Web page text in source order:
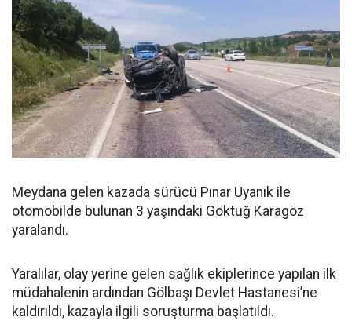
Meydana gelen kazada sürücü Pınar Uyanık ile
otomobilde bulunan 3 yaşındaki Göktuğ Karagöz
yaralandı.
Yaralılar, olay yerine gelen sağlık ekiplerince yapılan ilk
müdahalenin ardından Gölbaşı Devlet Hastanesi’ne
kaldırıldı, kazayla ilgili soruşturma başlatıldı.